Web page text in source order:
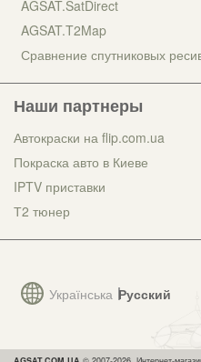
Українська Русский
AGSAT.SatDirect
AGSAT.T2Map
Сравнение спутниковых
Наши партнеры
Автокраски на flip.com.ua
Покраска авто в Киеве
IPTV приставки
Т2 тюнер